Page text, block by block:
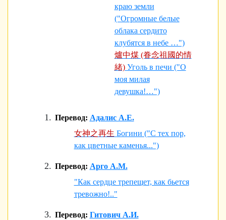
краю земли
("Огромные белые
облака сердито
клубятся в небе …")
爐中煤 (眷念祖國的情
緒) Уголь в печи ("О
моя милая
девушка!…")
Перевод: Адалис А.Е.
女神之再生 Богини ("С тех пор,
как цветные каменья...")
Перевод: Арго А.М.
"Как сердце трепещет, как бьется
тревожно!.."
Перевод: Гитович А.И.